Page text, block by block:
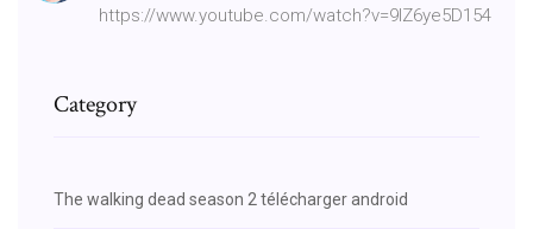
https://www.youtube.com/watch?v=9IZ6ye5D154
Category
The walking dead season 2 télécharger android